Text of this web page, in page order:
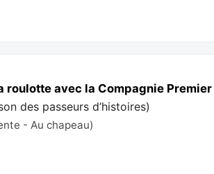
roulotte avec la Compagnie
des passeurs d’histoires)
- Au chapeau)